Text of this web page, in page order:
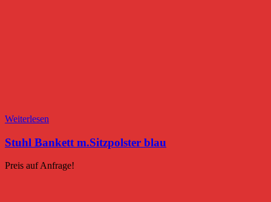
Weiterlesen
Stuhl Bankett m.Sitzpolster blau
Preis auf Anfrage!